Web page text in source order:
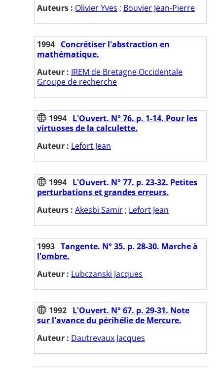
Auteurs : Olivier Yves ; Bouvier Jean-Pierre
1994 Concrétiser l'abstraction en
mathématique.
Auteur : IREM de Bretagne Occidentale
Groupe de recherche
1994 L'Ouvert. N° 76. p. 1-14. Pour les
virtuoses de la calculette.
Auteur : Lefort Jean
1994 L'Ouvert. N° 77. p. 23-32. Petites
perturbations et grandes erreurs.
Auteurs : Akesbi Samir ; Lefort Jean
1993 Tangente. N° 35. p. 28-30. Marche à
l'ombre.
Auteur : Lubczanski Jacques
1992 L'Ouvert. N° 67. p. 29-31. Note
sur l'avance du périhélie de Mercure.
Auteur : Dautrevaux Jacques